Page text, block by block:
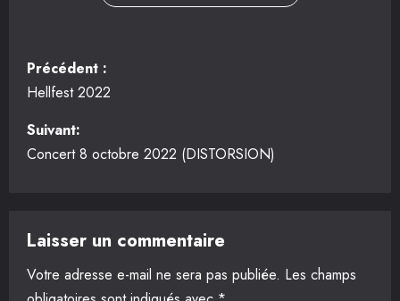
N
a
v
a
t
Précédent :
Hellfest 2022
Suivant:
Concert 8 octobre 2022 (DISTORSION)
Laisser un commentaire
Votre adresse e-mail ne sera pas publiée. Les champs